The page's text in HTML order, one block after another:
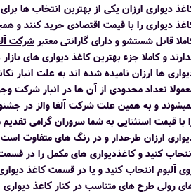
دیواری ارزان یکی از بهترین انتخاب ها
دیواری را با قیمت اقتصادی خرید کنند و
قابل شستشو و دارای گارانتی معتبرشرکت
و کاملا جزء بهترین کاغذ دیواری های
ها ارزان نامیده شده اند به علت انبار
تعداد محدودی از آن ها در انبار شرکت
و به همین علت شرکت آلفا والز در
با قیمت استثنایی به شما سروران گرامی
ارزان طرحدار و در رنگ های متفاوت است
کنید و کاغذدیواری های مکمل را در
آلبوم انتخاب کنید و یا در قسمتکاغذ
رولی طرح های متناسب در کنار کاغذ دیواری